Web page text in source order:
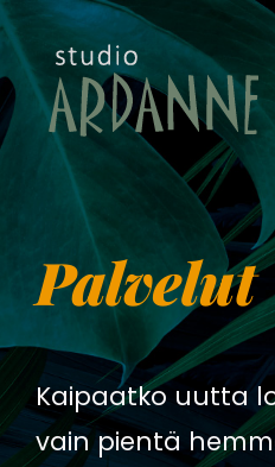
Skip
to
content
Palvelut
Kaipaatko uutta
vain pientä